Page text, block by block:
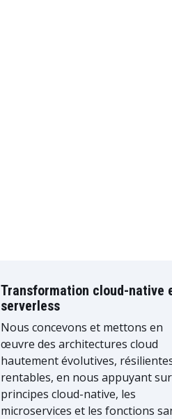
Transformation cloud-native
serverless
Nous concevons et mettons en
œuvre des architectures cloud
hautement évolutives,
rentables, en nous appuyant
principes cloud-native, les
microservices et les fonctions